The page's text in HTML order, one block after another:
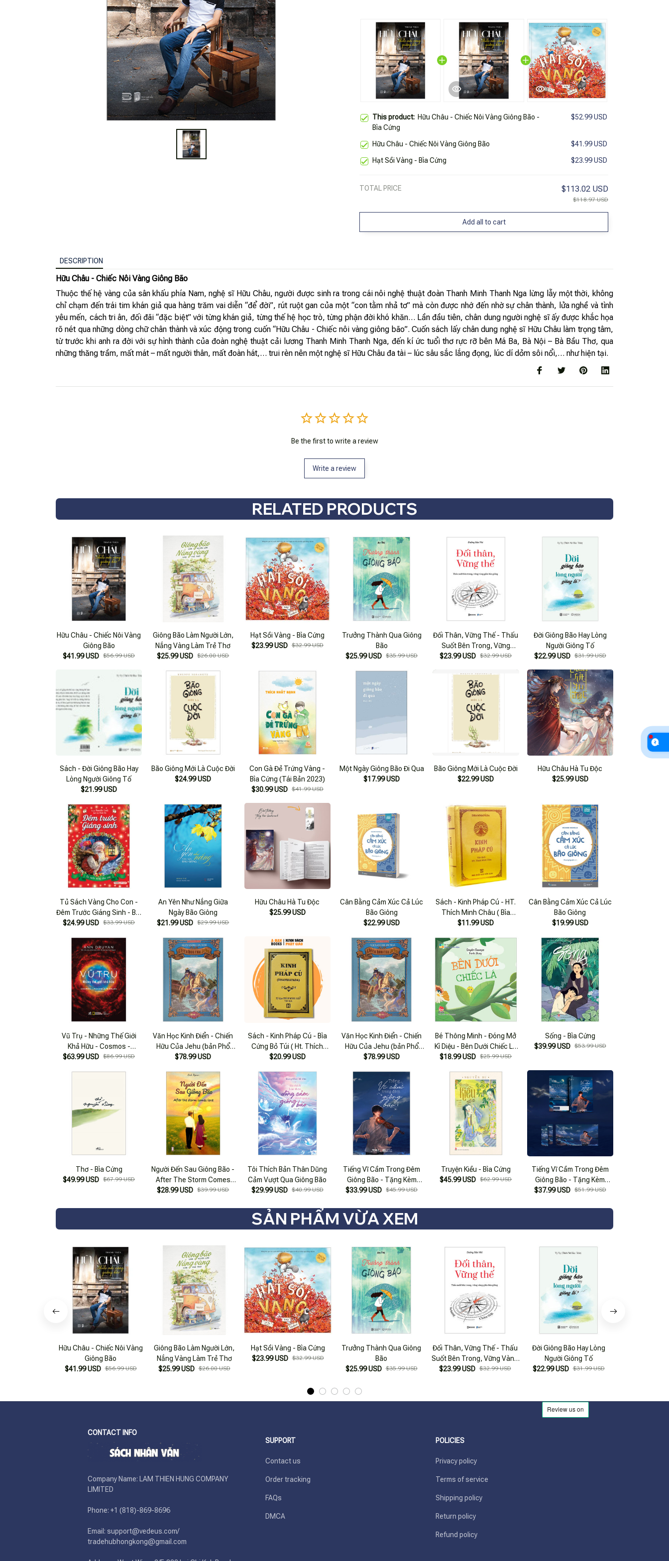
This product: Hữu Châu - Chiếc Nôi Vàng Giông Bão -
Bìa Cứng
$52.99 USD
Hữu Châu - Chiếc Nôi Vàng Giông Bão $41.99 USD
Hạt Sồi Vàng - Bìa Cứng $23.99 USD
TOTAL PRICE $113.02 USD
$118.97 USD
Add all to cart
DESCRIPTION
Hữu Châu - Chiếc Nôi Vàng Giông Bão
Thuộc thế hệ vàng của sân khấu phía Nam, nghệ sĩ Hữu Châu, người được sinh ra trong cái nôi nghệ thuật đoàn Thanh Minh Thanh Nga lừng lẫy một thời, không
chỉ chạm đến trái tim khán giả qua hàng trăm vai diễn “để đời”, rút ruột gan của một “con tằm nhả tơ” mà còn được nhớ đến nhờ sự chân thành, lửa nghề và tình
yêu mến, cách tri ân, đối đãi “đặc biệt” với từng khán giả, từng thế hệ học trò, từng phận đời khó khăn… Lần đầu tiên, chân dung người nghệ sĩ ấy được khắc họa
rõ nét qua những dòng chữ chân thành và xúc động trong cuốn “Hữu Châu - Chiếc nôi vàng giông bão”. Cuốn sách lấy chân dung nghệ sĩ Hữu Châu làm trọng tâm,
từ trước khi anh ra đời với sự hình thành của đoàn nghệ thuật cải lương Thanh Minh Thanh Nga, đến kí ức tuổi thơ rực rỡ bên Má Ba, Bà Nội – Bà Bầu Thơ, qua
những thăng trầm, mất mát – mất người thân, mất đoàn hát,… trui rèn nên một nghệ sĩ Hữu Châu đa tài – lúc sâu sắc lắng đọng, lúc dí dỏm sôi nổi,… như hiện tại.
Be the first to write a review
Write a review
RELATED PRODUCTS
Hữu Châu - Chiếc Nôi Vàng
Giông Bão
$41.99 USD $56.99 USD
Giông Bão Làm Người Lớn,
Nắng Vàng Làm Trẻ Thơ
$25.99 USD
$26.00 USD
Hạt Sồi Vàng - Bìa Cứng
$23.99 USD $32.99 USD
Trưởng Thành Qua Giông
Bão
$25.99 USD $35.99 USD
Đối Thân, Vững Thế - Thấu
Suốt Bên Trong, Vững
Vàng Giữa Bão Giông
$23.99 USD $32.99 USD
Đời Giông Bão Hay Lòng
Người Giông Tố
$22.99 USD $31.99 USD
Sách - Đời Giông Bão Hay
Lòng Người Giông Tố
$21.99 USD
Bão Giông Mới Là Cuộc Đời
$24.99 USD
Con Gà Đẻ Trứng Vàng -
Bìa Cứng (Tái Bản 2023)
$30.99 USD $41.99 USD
Một Ngày Giông Bão Đi Qua
$17.99 USD
Bão Giông Mới Là Cuộc Đời
$22.99 USD
Hữu Châu Hà Tu Độc
$25.99 USD
Tủ Sách Vàng Cho Con -
Đêm Trước Giáng Sinh - Bìa
Cứng
$24.99 USD $33.99 USD
An Yên Như Nắng Giữa
Ngày Bão Giông
$21.99 USD
$29.99 USD
Hữu Châu Hà Tu Độc
$25.99 USD
Cân Bằng Cảm Xúc Cả Lúc
Bão Giông
$22.99 USD
Sách - Kinh Pháp Cú - HT.
Thích Minh Châu ( Bìa
Cứng Bỏ Túi )
$11.99 USD
Cân Bằng Cảm Xúc Cả Lúc
Bão Giông
$19.99 USD
Vũ Trụ - Những Thế Giới
Khả Hữu - Cosmos -
Possible Worlds - Bìa Cứng
$63.99 USD $86.99 USD
Văn Học Kinh Điển - Chiến
Hữu Của Jehu (bản Phổ
Thông, Bìa Cứng)
$78.99 USD
Sách - Kinh Pháp Cú - Bìa
Cứng Bỏ Túi ( Ht. Thích
Minh Châu ) - Anan Books
$20.99 USD
Văn Học Kinh Điển - Chiến
Hữu Của Jehu (bản Phổ
Thông, Bìa Cứng)
$78.99 USD
Bé Thông Minh - Đóng Mở
Kì Diệu - Bên Dưới Chiếc Lá
- Bìa Cứng
$18.99 USD $25.99 USD
Sống - Bìa Cứng
$39.99 USD $53.99 USD
Thơ - Bìa Cứng
$49.99 USD $67.99 USD
Người Đến Sau Giông Bão -
After The Storm Comes
Love
$28.99 USD $39.99 USD
Tôi Thích Bản Thân Dũng
Cảm Vượt Qua Giông Bão
$29.99 USD $40.99 USD
Tiếng Vĩ Cầm Trong Đêm
Giông Bão - Tặng Kèm
Bookmark
$33.99 USD $45.99 USD
Truyện Kiều - Bìa Cứng
$45.99 USD
$62.99 USD
Tiếng Vĩ Cầm Trong Đêm
Giông Bão - Tặng Kèm
Bookmark + Poster
$37.99 USD $51.99 USD
SẢN PHẨM VỪA XEM
Hữu Châu - Chiếc Nôi Vàng
Giông Bão
$41.99 USD $56.99 USD
Giông Bão Làm Người Lớn,
Nắng Vàng Làm Trẻ Thơ
$25.99 USD $26.00 USD
Hạt Sồi Vàng - Bìa Cứng
$23.99 USD $32.99 USD
Trưởng Thành Qua Giông
Bão
$25.99 USD $35.99 USD
Đối Thân, Vững Thế - Thấu
Suốt Bên Trong, Vững Vàng
Giữa Bão Giông
$23.99 USD $32.99 USD
Đời Giông Bão Hay Lòng
Người Giông Tố
$22.99 USD $31.99 USD
CONTACT INFO
Company Name: LAM THIEN HUNG COMPANY
LIMITED
Phone: +1 (818)-869-8696
Email: support@vedeus.com/
tradehubhongkong@gmail.com
SUPPORT
Contact us
Order tracking
FAQs
DMCA
POLICIES
Privacy policy
Terms of service
Shipping policy
Return policy
Refund policy